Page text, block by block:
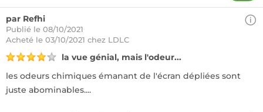
par Refhi
Publié le 08/10/2021
Acheté le 03/10/2021 chez LDLC
la vue génial, mais l'odeur...
les odeurs chimiques émanant de l'écran dépliées sont
juste abominables....